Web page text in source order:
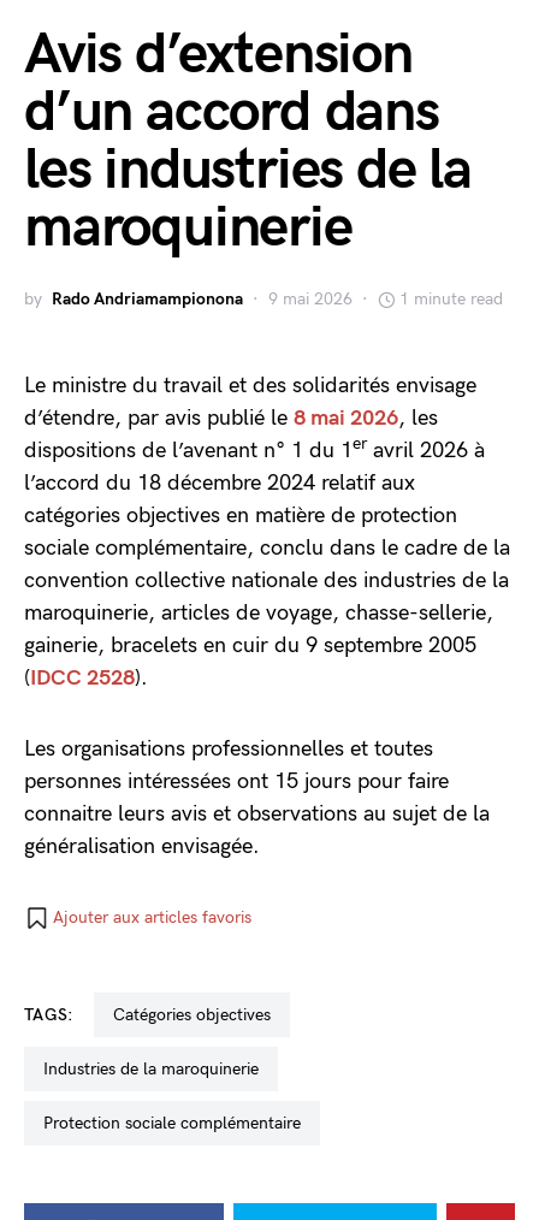
Avis d’extension
d’un accord dans
les industries de la
maroquinerie
by Rado Andriamampionona 9 mai 2026 1 minute read
Le ministre du travail et des solidarités envisage
d’étendre, par avis publié le 8 mai 2026, les
dispositions de l’avenant n° 1 du 1 er avril 2026 à
l’accord du 18 décembre 2024 relatif aux
catégories objectives en matière de protection
sociale complémentaire, conclu dans le cadre de la
convention collective nationale des industries de la
maroquinerie, articles de voyage, chasse-sellerie,
gainerie, bracelets en cuir du 9 septembre 2005
(IDCC 2528).
Les organisations professionnelles et toutes
personnes intéressées ont 15 jours pour faire
connaitre leurs avis et observations au sujet de la
généralisation envisagée.
Ajouter aux articles favoris
TAGS: catégories objectives
industries de la maroquinerie
protection sociale complémentaire